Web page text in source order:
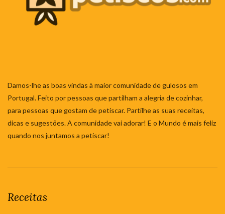
Damos-lhe as boas vindas à maior comunidade de gulosos em
Portugal. Feito por pessoas que partilham a alegria de cozinhar,
para pessoas que gostam de petiscar. Partilhe as suas receitas,
dicas e sugestões. A comunidade vai adorar! E o Mundo é mais feliz
quando nos juntamos a petiscar!
Receitas